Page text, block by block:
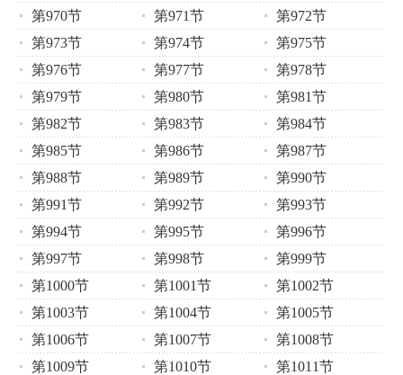
第970节
第971节
第972节
第973节
第974节
第975节
第976节
第977节
第978节
第979节
第980节
第981节
第982节
第983节
第984节
第985节
第986节
第987节
第988节
第989节
第990节
第991节
第992节
第993节
第994节
第995节
第996节
第997节
第998节
第999节
第1000节
第1001节
第1002节
第1003节
第1004节
第1005节
第1006节
第1007节
第1008节
第1009节
第1010节
第1011节